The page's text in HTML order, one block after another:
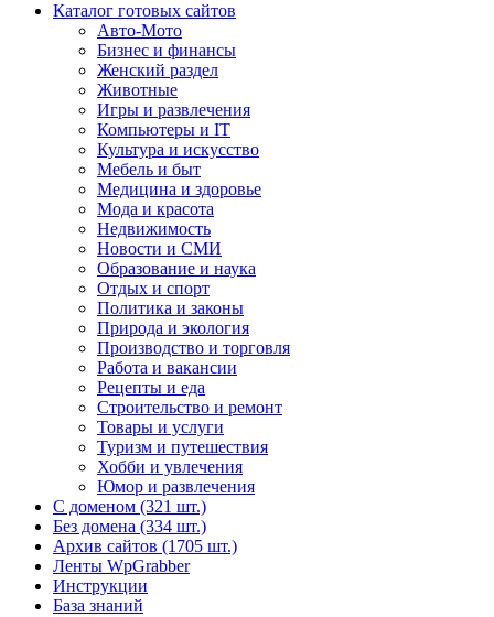
Каталог готовых сайтов
Авто-Мото
Бизнес и финансы
Женский раздел
Животные
Игры и развлечения
Компьютеры и IT
Культура и искусство
Мебель и быт
Медицина и здоровье
Мода и красота
Недвижимость
Новости и СМИ
Образование и наука
Отдых и спорт
Политика и законы
Природа и экология
Производство и торговля
Работа и вакансии
Рецепты и еда
Строительство и ремонт
Товары и услуги
Туризм и путешествия
Хобби и увлечения
Юмор и развлечения
С доменом (321 шт.)
Без домена (334 шт.)
Архив сайтов (1705 шт.)
Ленты WpGrabber
Инструкции
База знаний